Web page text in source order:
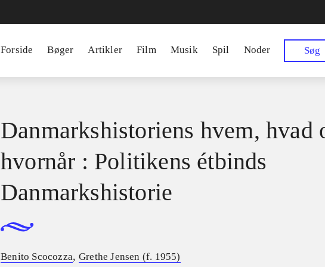
Forside Bøger Artikler Film Musik Spil Noder Søg
Danmarkshistoriens hvem, hvad
hvornår : Politikens étbinds
Danmarkshistorie
Benito Scocozza, Grethe Jensen (f. 1955)